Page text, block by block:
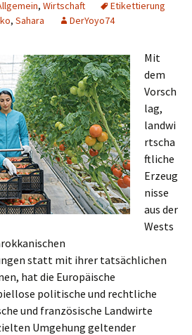
, Wirtschaft
Etikettierung
, Sahara DerYoyo74
Mit
dem
Vorsch
lag,
landwi
rtscha
ftliche
Erzeug
nisse
aus der
Wests
statt mit ihrer tatsächlichen
hat die Europäische
politische und rechtliche
und französische Landwirte
Umgehung geltender